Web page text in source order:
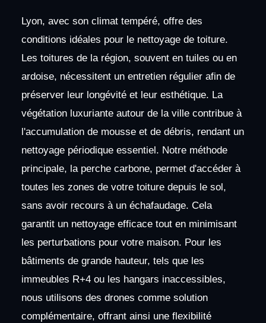
Lyon, avec son climat tempéré, offre des
conditions idéales pour le nettoyage de toiture.
Les toitures de la région, souvent en tuiles ou en
ardoise, nécessitent un entretien régulier afin de
préserver leur longévité et leur esthétique. La
végétation luxuriante autour de la ville contribue à
l'accumulation de mousse et de débris, rendant un
nettoyage périodique essentiel. Notre méthode
principale, la perche carbone, permet d'accéder à
toutes les zones de votre toiture depuis le sol,
sans avoir recours à un échafaudage. Cela
garantit un nettoyage efficace tout en minimisant
les perturbations pour votre maison. Pour les
bâtiments de grande hauteur, tels que les
immeubles R+4 ou les hangars inaccessibles,
nous utilisons des drones comme solution
complémentaire, offrant ainsi une flexibilité